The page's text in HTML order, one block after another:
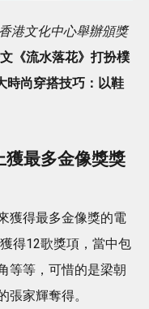
港文化中心舉辦頒獎
《流水落花》打扮樸
時尚穿搭技巧：以鞋
獲最多金像獎獎
獲得最多金像獎的電
得12歌獎項，當中包
等等，可惜的是梁朝
家輝奪得。